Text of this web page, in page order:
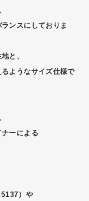
ンスにしておりま
と、
ようなサイズ仕様で
ーによる
）や